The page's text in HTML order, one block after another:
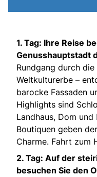
1. Tag: Ihre Reise
Genusshauptstadt
Rundgang durch
Weltkulturerbe –
barocke Fassaden
Highlights sind
Landhaus, Dom und
Boutiquen geben
Charme. Fahrt zum
2. Tag: Auf der
besuchen Sie den